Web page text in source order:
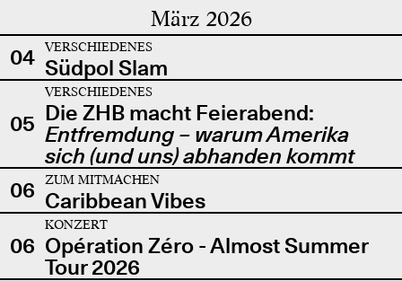
März 2026
04 VERSCHIEDENES
Südpol Slam
05
VERSCHIEDENES
Die ZHB macht Feierabend:
Entfremdung – warum Amerika
sich (und uns) abhanden kommt
06
ZUM MITMACHEN
Caribbean Vibes
06
KONZERT
Opération Zéro - Almost Summer
Tour 2026